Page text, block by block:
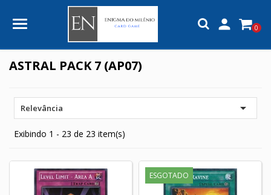
 0
ASTRAL PACK 7 (AP07)
Relevância 
Exibindo 1 - 23 de 23 item(s)
ESGOTADO